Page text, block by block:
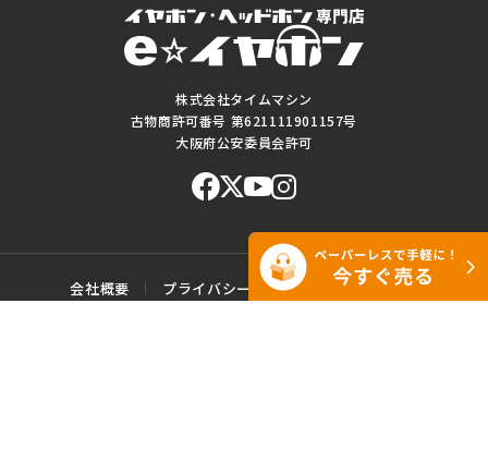
株式会社タイムマシン
古物商許可番号 第621111901157号
大阪府公安委員会許可
会社概要 プライバシーポリシー
ご利用規約